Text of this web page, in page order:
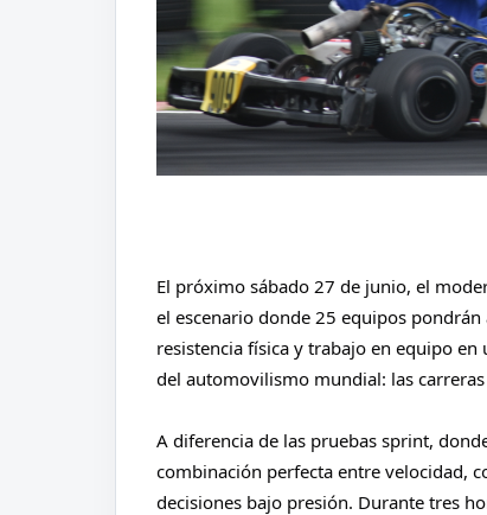
El próximo sábado 27 de junio, el
el escenario donde 25 equipos
resistencia física y trabajo en equipo
del automovilismo mundial: las
A diferencia de las pruebas sprint,
combinación perfecta entre velocidad,
decisiones bajo presión. Durante tres